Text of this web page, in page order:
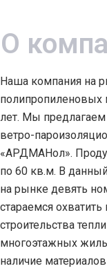
О
Наша компания на
полипропиленовых
лет. Мы
ветро-
«АРДМАНол».
по 60 кв.м. В
на рынке девять
стараемся
строительства
многоэтажных
наличие